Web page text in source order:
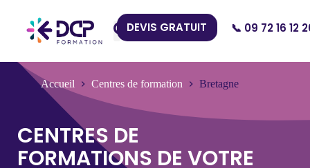
DEVIS GRATUIT 📞 09 72 16 12
Accueil Centres de formation Bretagne
CENTRES DE
FORMATIONS DE VOTRE